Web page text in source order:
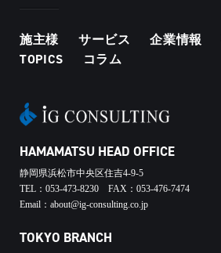
施主様 サービス 企業情報
TOPICS
コラム
HAMAMATSU HEAD OFFICE
静岡県浜松市中央区住吉4-9-5
TEL：053-473-8230 FAX：053-476-7474
Email：about@ig-consulting.co.jp
TOKYO BRANCH